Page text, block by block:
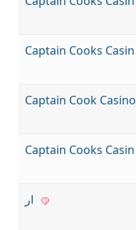
Captain Cooks Casin
Captain Cook Casino
Captain Cooks Casin